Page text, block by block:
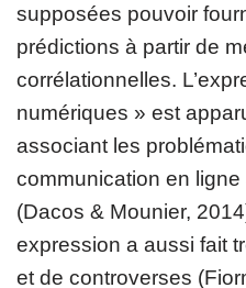
supposées pouvoir
prédictions à partir de
corrélationnelles.
numériques » est
associant les
communication en
(Dacos & Mounier,
expression a aussi fait
et de controverses